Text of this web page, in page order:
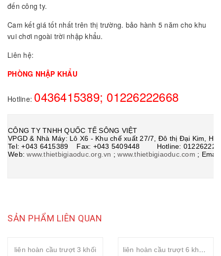
đến công ty.
Cam kết giá tốt nhất trên thị trường. bảo hành 5 năm cho khu
vui chơi ngoài trời nhập khẩu.
Liên hệ:
PHÒNG NHẬP KHẨU
Hotline: 0436415389; 01226222668
CÔNG TY TNHH QUỐC TẾ SÔNG VIỆT
VPGD & Nhà Máy: Lô X6 - Khu chế xuất 27/7, Đô thị Đại Kim,
Tel: +043 6415389 Fax: +043 5409448 Hotline:
Web:www.thietbigiaoduc.org.vn ;www.thietbigiaoduc.com ;
SẢN PHẨM LIÊN QUAN
liên hoàn cầu trượt 3 khối